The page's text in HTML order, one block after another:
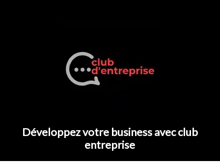
Développez votre business avec club
entreprise